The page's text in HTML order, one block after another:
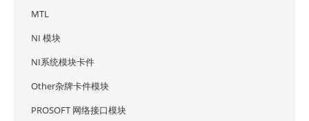
MTL
NI 模块
NI系统模块卡件
Other杂牌卡件模块
PROSOFT 网络接口模块